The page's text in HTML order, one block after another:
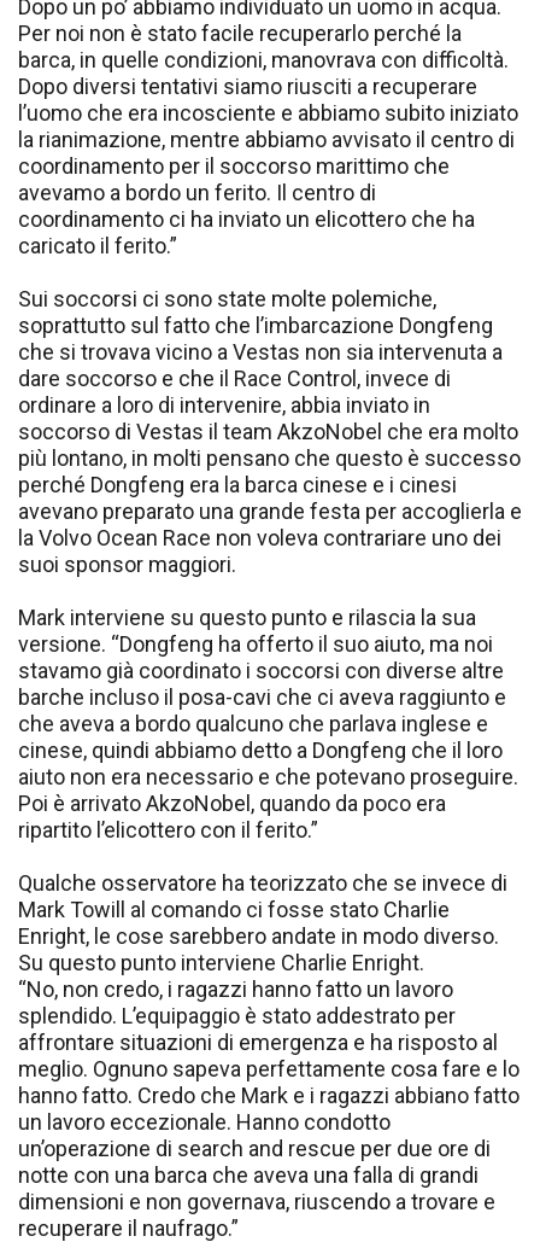
Dopo un po’ abbiamo individuato un uomo in acqua.
Per noi non è stato facile recuperarlo perché la
barca, in quelle condizioni, manovrava con difficoltà.
Dopo diversi tentativi siamo riusciti a recuperare
l’uomo che era incosciente e abbiamo subito iniziato
la rianimazione, mentre abbiamo avvisato il centro di
coordinamento per il soccorso marittimo che
avevamo a bordo un ferito. Il centro di
coordinamento ci ha inviato un elicottero che ha
caricato il ferito.”
Sui soccorsi ci sono state molte polemiche,
soprattutto sul fatto che l’imbarcazione Dongfeng
che si trovava vicino a Vestas non sia intervenuta a
dare soccorso e che il Race Control, invece di
ordinare a loro di intervenire, abbia inviato in
soccorso di Vestas il team AkzoNobel che era molto
più lontano, in molti pensano che questo è successo
perché Dongfeng era la barca cinese e i cinesi
avevano preparato una grande festa per accoglierla e
la Volvo Ocean Race non voleva contrariare uno dei
suoi sponsor maggiori.
Mark interviene su questo punto e rilascia la sua
versione. “Dongfeng ha offerto il suo aiuto, ma noi
stavamo già coordinato i soccorsi con diverse altre
barche incluso il posa-cavi che ci aveva raggiunto e
che aveva a bordo qualcuno che parlava inglese e
cinese, quindi abbiamo detto a Dongfeng che il loro
aiuto non era necessario e che potevano proseguire.
Poi è arrivato AkzoNobel, quando da poco era
ripartito l’elicottero con il ferito.”
Qualche osservatore ha teorizzato che se invece di
Mark Towill al comando ci fosse stato Charlie
Enright, le cose sarebbero andate in modo diverso.
Su questo punto interviene Charlie Enright.
“No, non credo, i ragazzi hanno fatto un lavoro
splendido. L’equipaggio è stato addestrato per
affrontare situazioni di emergenza e ha risposto al
meglio. Ognuno sapeva perfettamente cosa fare e lo
hanno fatto. Credo che Mark e i ragazzi abbiano fatto
un lavoro eccezionale. Hanno condotto
un’operazione di search and rescue per due ore di
notte con una barca che aveva una falla di grandi
dimensioni e non governava, riuscendo a trovare e
recuperare il naufrago.”